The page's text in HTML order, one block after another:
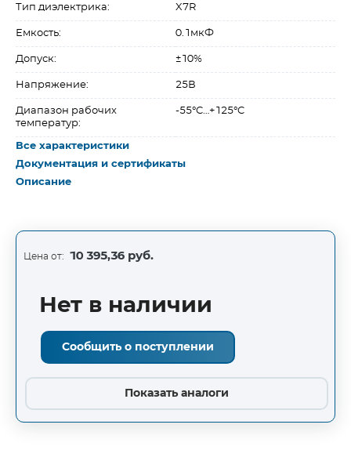
Тип диэлектрика: X7R
Емкость: 0.1мкФ
Допуск: ±10%
Напряжение: 25В
Диапазон рабочих
температур:
-55°C…+125°C
Все характеристики
Документация и сертификаты
Описание
Цена от: 10 395,36 руб.
Нет в наличии
Сообщить о поступлении
Показать аналоги